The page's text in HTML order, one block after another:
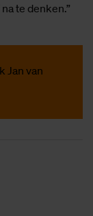
te denken.”
Jan van